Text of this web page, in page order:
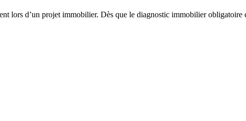
lors d’un projet immobilier. Dès que le diagnostic immobilier obligatoire